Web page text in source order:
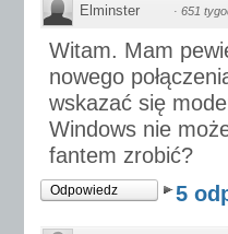
Elminster · 651
Witam. Mam
nowego
wskazać się
Windows nie
fantem zrobić?
Odpowiedz 5